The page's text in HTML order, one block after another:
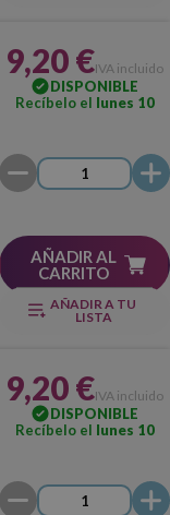
9,20 €IVA incluido
DISPONIBLE
Recíbelo el lunes 10
AÑADIR AL
CARRITO
AÑADIR A TU
LISTA
9,20 €IVA incluido
DISPONIBLE
Recíbelo el lunes 10